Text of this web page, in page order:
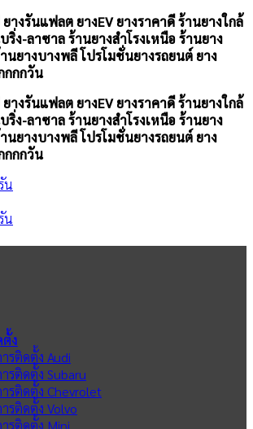
างรันแฟลต ยางEV ยางราคาดี ร้านยางใกล้
ริ่ง-ลาซาล ร้านยางสำโรงเหนือ ร้านยาง
นยางบางพลี โปรโมชั่นยางรถยนต์ ยาง
กกกวัน
างรันแฟลต ยางEV ยางราคาดี ร้านยางใกล้
ริ่ง-ลาซาล ร้านยางสำโรงเหนือ ร้านยาง
นยางบางพลี โปรโมชั่นยางรถยนต์ ยาง
กกกวัน
ง
รติดตั้ง Audi
รติดตั้ง Subaru
รติดตั้ง Chevrolet
รติดตั้ง Volvo
รติดตั้ง Mini